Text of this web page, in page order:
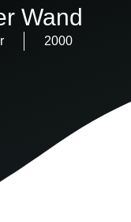
Wand
2000